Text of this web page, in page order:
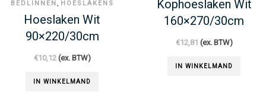
BEDLINNEN , HOESLAKENS
Hoeslaken Wit
90×220/30cm
€10,12(ex. BTW)
IN WINKELMAND
Kophoeslaken Wit
160×270/30cm
€12,81 (ex. BTW)
IN WINKELMAND